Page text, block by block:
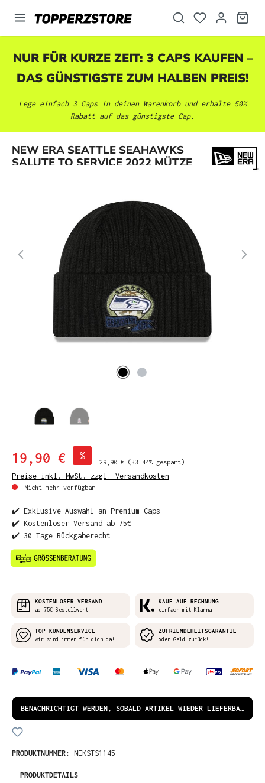
springen
NUR FÜR KURZE ZEIT: 3 CAPS KAUFEN –
DAS GÜNSTIGSTE ZUM HALBEN PREIS!
Lege einfach 3 Caps in deinen Warenkorb und erhalte 50%
Rabatt auf das günstigste Cap.
NEW ERA SEATTLE SEAHAWKS
SALUTE TO SERVICE 2022 MÜTZE
Bildergalerie überspringen
19,90 € %
29,90 €(33.44% gespart)
Preise inkl. MwSt. zzgl. Versandkosten
Nicht mehr verfügbar
✔️ Exklusive Auswahl an Premium Caps
✔️ Kostenloser Versand ab 75€
✔️ 30 Tage Rückgaberecht
KOSTENLOSER VERSAND
ab 75€ Bestellwert
KAUF AUF RECHNUNG
einfach mit Klarna
TOP KUNDENSERVICE
wir sind immer für dich da!
ZUFRIENDEHEITSGARANTIE
oder Geld zurück!
BENACHRICHTIGT WERDEN, SOBALD ARTIKEL WIEDER LIEFERBAR IST!
PRODUKTNUMMER: NEKSTS1145
- PRODUKTDETAILS